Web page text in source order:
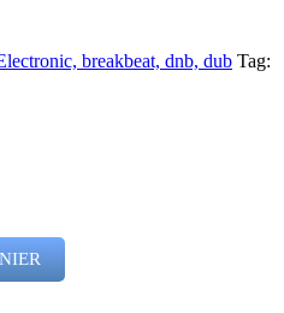
breakbeat, dnb, dub Tag: